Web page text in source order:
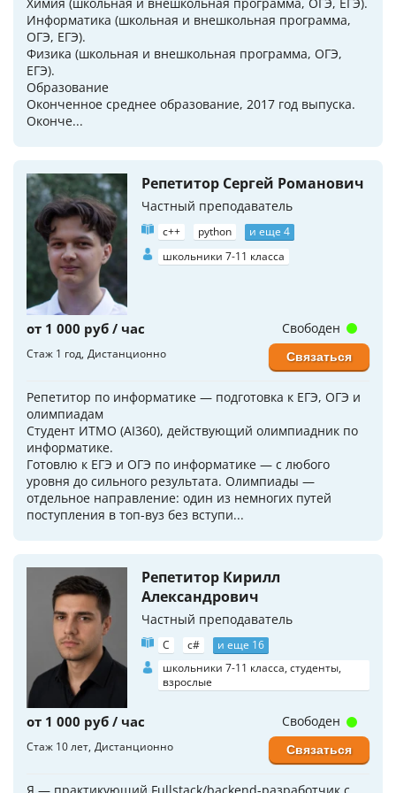
Информатика (школьная и внешкольная программа,
ОГЭ, ЕГЭ).
Физика (школьная и внешкольная программа, ОГЭ,
ЕГЭ).
Образование
Оконченное среднее образование, 2017 год выпуска.
Оконче...
Репетитор Сергей Романович
Частный преподаватель
c++ python
и еще 4
школьники 7-11 класса
от 1 000 руб / час
Стаж 1 год Дистанционно
Репетитор по информатике — подготовка к ЕГЭ, ОГЭ и
олимпиадам
Студент ИТМО (AI360), действующий олимпиадник по
информатике.
Готовлю к ЕГЭ и ОГЭ по информатике — с любого
уровня до сильного результата. Олимпиады —
отдельное направление: один из немногих путей
поступления в топ-вуз без вступи...
Свободен
Связаться
Репетитор Кирилл
Александрович
Частный преподаватель
C c#
и еще 16
школьники 7-11 класса, студенты,
взрослые
от 1 000 руб / час
Стаж 10 лет Дистанционно
Свободен
Связаться